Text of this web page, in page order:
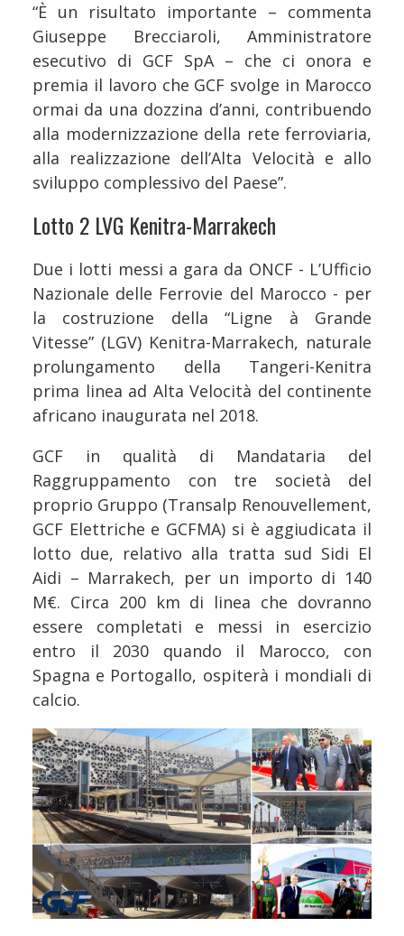
“È un risultato importante – commenta
Giuseppe Brecciaroli, Amministratore
esecutivo di GCF SpA – che ci onora e
premia il lavoro che GCF svolge in Marocco
ormai da una dozzina d’anni, contribuendo
alla modernizzazione della rete ferroviaria,
alla realizzazione dell’Alta Velocità e allo
sviluppo complessivo del Paese”.
Lotto 2 LVG Kenitra-Marrakech
Due i lotti messi a gara da ONCF - L’Ufficio
Nazionale delle Ferrovie del Marocco - per
la costruzione della “Ligne à Grande
Vitesse” (LGV) Kenitra-Marrakech, naturale
prolungamento della Tangeri-Kenitra
prima linea ad Alta Velocità del continente
africano inaugurata nel 2018.
GCF in qualità di Mandataria del
Raggruppamento con tre società del
proprio Gruppo (Transalp Renouvellement,
GCF Elettriche e GCFMA) si è aggiudicata il
lotto due, relativo alla tratta sud Sidi El
Aidi – Marrakech, per un importo di 140
M€. Circa 200 km di linea che dovranno
essere completati e messi in esercizio
entro il 2030 quando il Marocco, con
Spagna e Portogallo, ospiterà i mondiali di
calcio.